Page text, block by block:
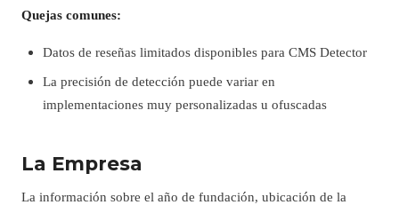
Quejas comunes:
Datos de reseñas limitados disponibles para CMS Detector
La precisión de detección puede variar en
implementaciones muy personalizadas u ofuscadas
La Empresa
La información sobre el año de fundación, ubicación de la